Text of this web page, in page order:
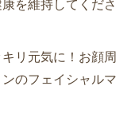
を維持してくださ
リ元気に！お顔周
のフェイシャルマ